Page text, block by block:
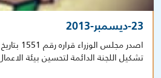
23-ديسمبر-2013
تشكيل اللجنة الدائمة لتحسين بيئة